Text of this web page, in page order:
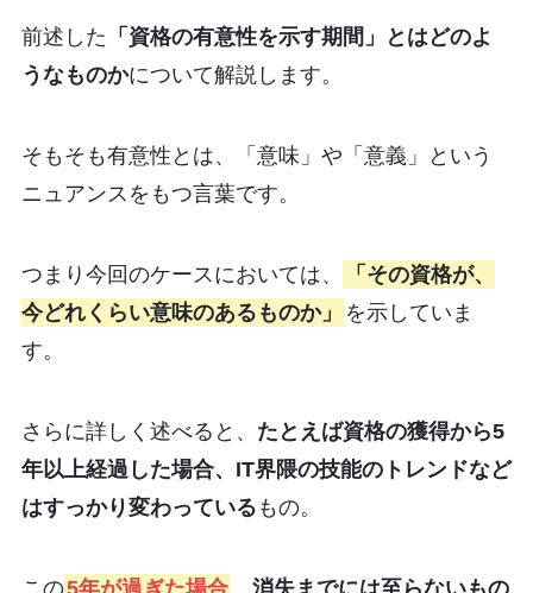
前述した 「資格の有意性を示す期間」とはどのよ
うなものかについて解説します。
そもそも有意性とは、「意味」や「意義」という
ニュアンスをもつ言葉です。
つまり今回のケースにおいては、
「その資格が、
今どれくらい意味のあるものか」
を示していま
す。
さらに詳しく述べると、 たとえば資格の獲得から5
年以上経過した場合、IT界隈の技能のトレンドなど
はすっかり変わっている もの。
この5年が過ぎた場合 消失までには至らないもの